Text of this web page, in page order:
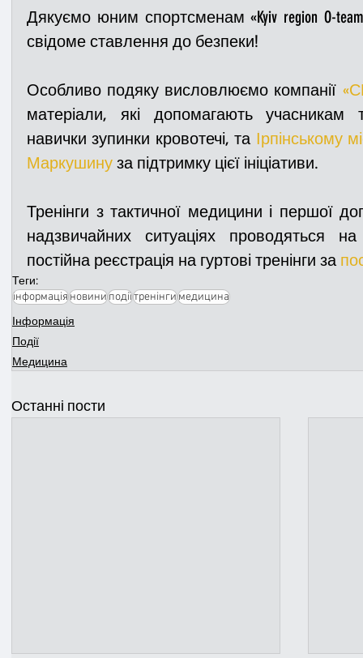
Дякуємо юним спортсменам «Kyiv region O-
свідоме ставлення до безпеки!
Особливо подяку висловлюємо компанії
матеріали, які допомагають учасникам
навички зупинки кровотечі, та Ірпінському
Маркушину за підтримку цієї ініціативи.
Тренінги з тактичної медицини і першої
надзвичайних ситуаціях проводяться
постійна реєстрація на гуртові тренінги за
Теги:
інформаціяновиниподіїтренінгимедицина
Інформація
Події
Медицина
Останні пости